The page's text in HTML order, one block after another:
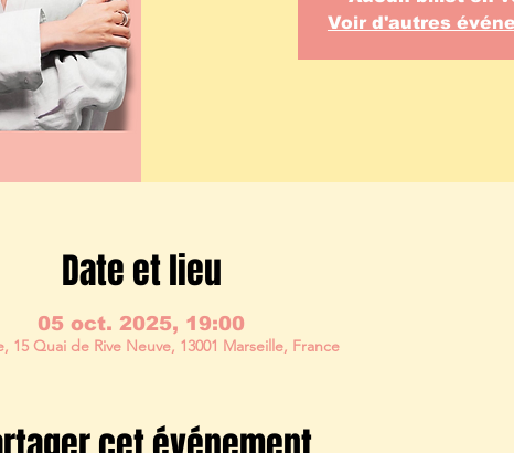
Voir d'autres
Date et lieu
05 oct. 2025, 19:00
15 Quai de Rive Neuve, 13001 Marseille, France